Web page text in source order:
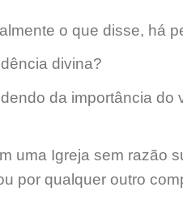
o que disse, há
divina?
da importância do
uma Igreja sem razão
por qualquer outro